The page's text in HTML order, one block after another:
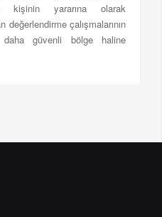
kişinin yararına olarak
değerlendirme çalışmalarının
daha güvenli bölge haline